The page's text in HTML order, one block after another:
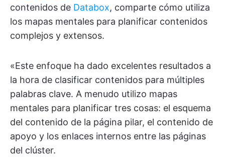
contenidos de Databox, comparte cómo utiliza
los mapas mentales para planificar contenidos
complejos y extensos.
«Este enfoque ha dado excelentes resultados a
la hora de clasificar contenidos para múltiples
palabras clave. A menudo utilizo mapas
mentales para planificar tres cosas: el esquema
del contenido de la página pilar, el contenido de
apoyo y los enlaces internos entre las páginas
del clúster.